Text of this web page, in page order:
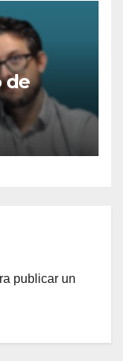
de
publicar un